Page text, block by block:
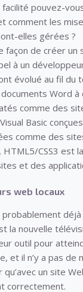
facilité pouvez-
comment les
elles gérées ?
façon de créer un
à un
évolué au fil du
Word à
comme des
Basic
comme des
HTML5/CSS3 est
et des
web locaux
probablement
la nouvelle
outil pour
et il n’y a pas de
qu’avec un site
correctement.